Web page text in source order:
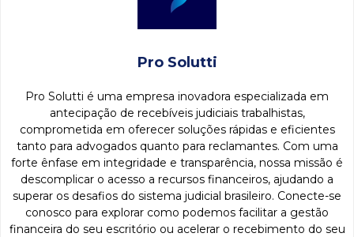
Pro Solutti
Pro Solutti é uma empresa inovadora especializada em
antecipação de recebíveis judiciais trabalhistas,
comprometida em oferecer soluções rápidas e eficientes
tanto para advogados quanto para reclamantes. Com uma
forte ênfase em integridade e transparência, nossa missão é
descomplicar o acesso a recursos financeiros, ajudando a
superar os desafios do sistema judicial brasileiro. Conecte-se
conosco para explorar como podemos facilitar a gestão
financeira do seu escritório ou acelerar o recebimento do seu